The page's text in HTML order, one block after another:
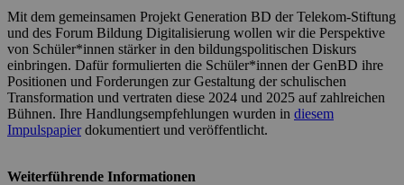
Mit dem gemeinsamen Projekt Generation BD der Telekom-Stiftung
und des Forum Bildung Digitalisierung wollen wir die Perspektive
von Schüler*innen stärker in den bildungspolitischen Diskurs
einbringen. Dafür formulierten die Schüler*innen der GenBD ihre
Positionen und Forderungen zur Gestaltung der schulischen
Transformation und vertraten diese 2024 und 2025 auf zahlreichen
Bühnen. Ihre Handlungsempfehlungen wurden in diesem
Impulspapierdokumentiert und veröffentlicht.
Weiterführende Informationen